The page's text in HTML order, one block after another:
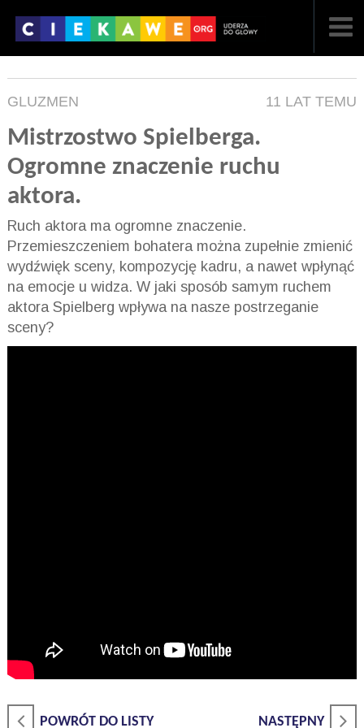
GLUZMEN 11 LAT TEMU
Mistrzostwo Spielberga.
Ogromne znaczenie ruchu
aktora.
Ruch aktora ma ogromne znaczenie.
Przemieszczeniem bohatera można zupełnie zmienić
wydźwięk sceny, kompozycję kadru, a nawet wpłynąć
na emocje u widza. W jaki sposób samym ruchem
aktora Spielberg wpływa na nasze postrzeganie
sceny?
POWRÓT DO LISTY NASTĘPNY
NAJNOWSZE
F FILMY
REGULAMIN